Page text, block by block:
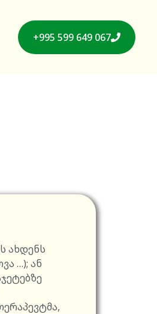
+995 599 649 067
ახდენს
…); ან